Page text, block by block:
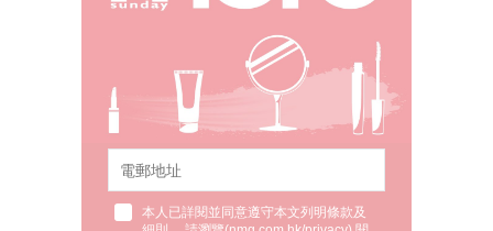
本人已詳閱並同意遵守本文列明條款及